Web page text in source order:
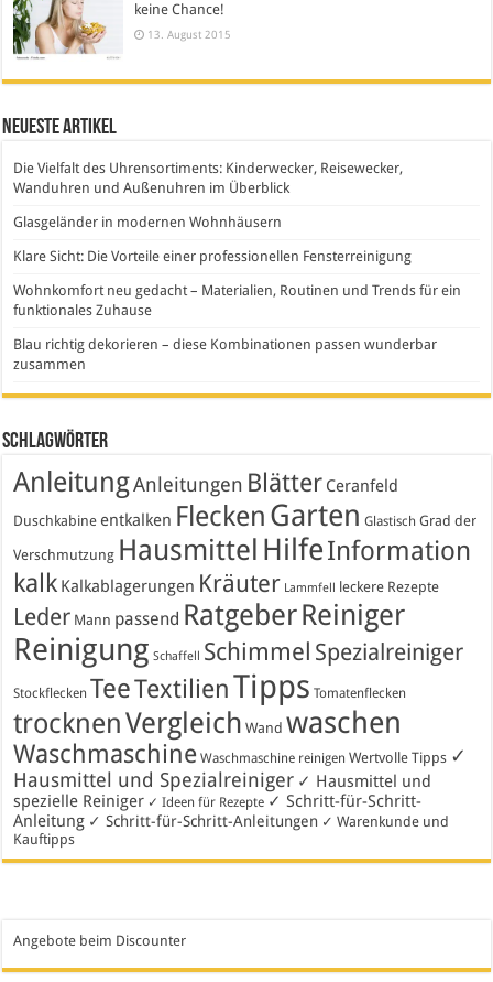
keine Chance!
13. August 2015
Neueste Artikel
Die Vielfalt des Uhrensortiments: Kinderwecker, Reisewecker,
Wanduhren und Außenuhren im Überblick
Glasgeländer in modernen Wohnhäusern
Klare Sicht: Die Vorteile einer professionellen Fensterreinigung
Wohnkomfort neu gedacht – Materialien, Routinen und Trends für ein
funktionales Zuhause
Blau richtig dekorieren – diese Kombinationen passen wunderbar
zusammen
Schlagwörter
AnleitungAnleitungen Blätter Ceranfeld
Duschkabine entkalken Flecken Garten Glastisch Grad der
Verschmutzung Hausmittel HilfeInformation
kalk Kalkablagerungen Kräuter Lammfell leckere Rezepte
Leder Mann passend RatgeberReiniger
Reinigung Schaffell Schimmel Spezialreiniger
Stockflecken TeeTextilienTipps Tomatenflecken
trocknenVergleich Wand waschen
Waschmaschine Waschmaschine reinigen Wertvolle Tipps ✓
Hausmittel und Spezialreiniger ✓ Hausmittel und
spezielle Reiniger ✓ Ideen für Rezepte ✓ Schritt-für-Schritt-
Anleitung ✓ Schritt-für-Schritt-Anleitungen ✓ Warenkunde und
Kauftipps
Angebote beim Discounter